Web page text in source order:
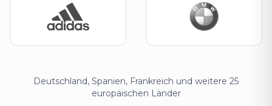
Deutschland, Spanien, Frankreich und weitere 25
europäischen Länder